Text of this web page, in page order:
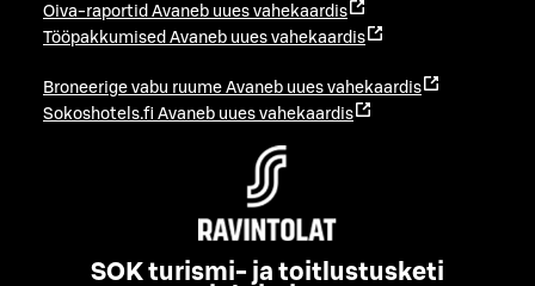
Oiva-raportid Avaneb uues vahekaardis
Tööpakkumised Avaneb uues vahekaardis
Broneerige vabu ruume Avaneb uues vahekaardis
Sokoshotels.fi Avaneb uues vahekaardis
SOK turismi- ja toitlustusketi